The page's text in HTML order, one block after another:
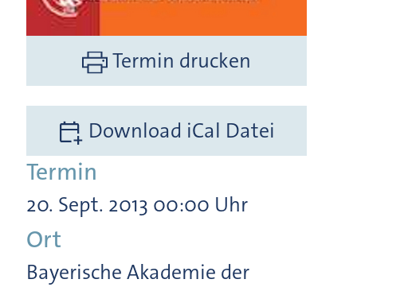
Termin drucken
Download iCal Datei
Termin
20. Sept. 2013 00:00 Uhr
Ort
Bayerische Akademie der